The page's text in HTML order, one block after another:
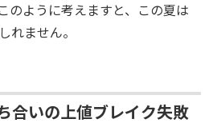
のように考えますと、この夏は
れません。
合いの上値ブレイク失敗